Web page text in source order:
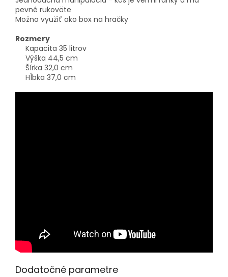
pevné rukoväte
Možno využiť ako box na hračky
Rozmery
Kapacita 35 litrov
Výška 44,5 cm
Šírka 32,0 cm
Hĺbka 37,0 cm
Dodatočné parametre